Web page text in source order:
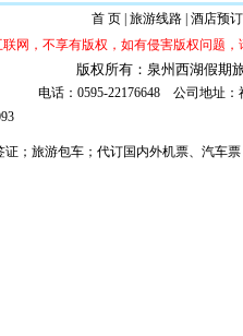
首 页| 旅游线路| 酒店预订
网，不享有版权，如有侵害版权问题
版权所有：泉州西湖假
电话：0595-22176648 公司地址
证；旅游包车；代订国内外机票、汽